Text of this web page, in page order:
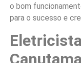
o bom
para o sucesso e